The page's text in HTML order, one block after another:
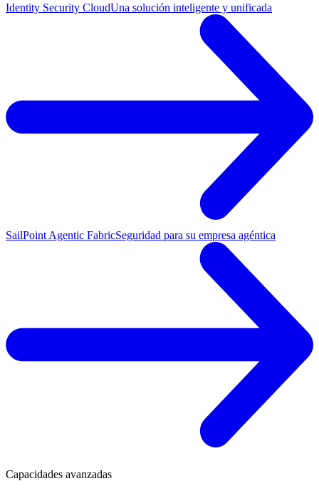
Identity Security CloudUna solución inteligente y unificada
SailPoint Agentic FabricSeguridad para su empresa agéntica
Capacidades avanzadas